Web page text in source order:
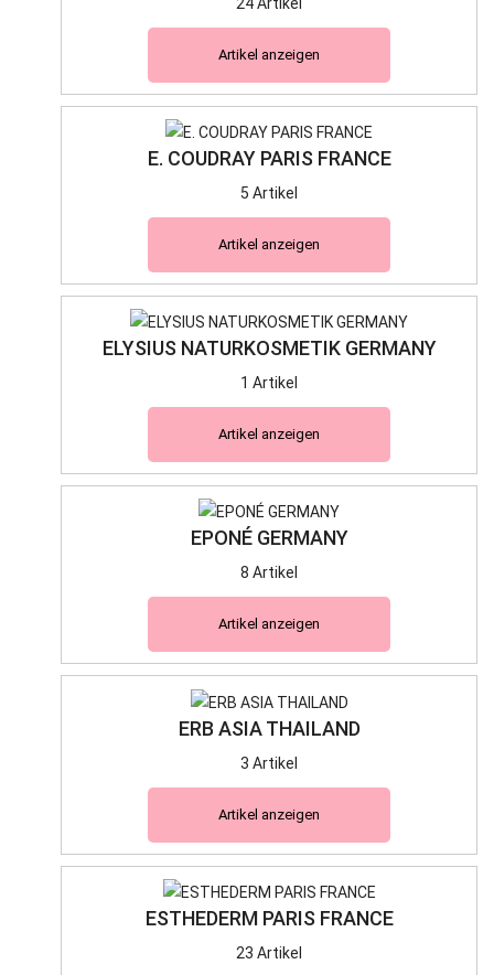
Artikel anzeigen
E. COUDRAY PARIS FRANCE
5 Artikel
Artikel anzeigen
ELYSIUS NATURKOSMETIK GERMANY
1 Artikel
Artikel anzeigen
EPONÉ GERMANY
8 Artikel
Artikel anzeigen
ERB ASIA THAILAND
3 Artikel
Artikel anzeigen
ESTHEDERM PARIS FRANCE
23 Artikel